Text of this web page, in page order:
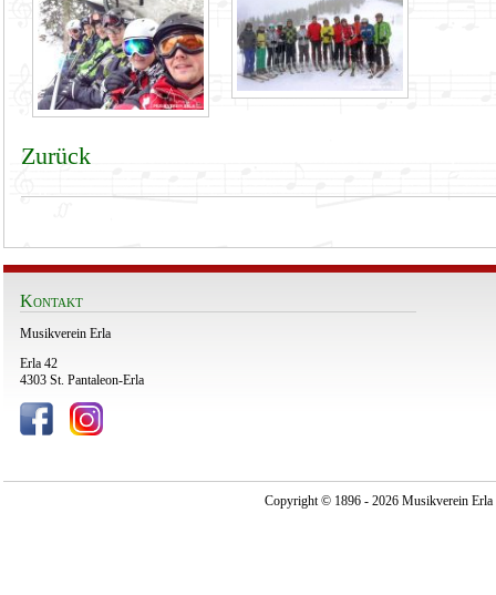
Zurück
Kontakt
Musikverein Erla
Erla 42
4303 St. Pantaleon-Erla
Copyright © 1896 - 2026 Musikverein Erla